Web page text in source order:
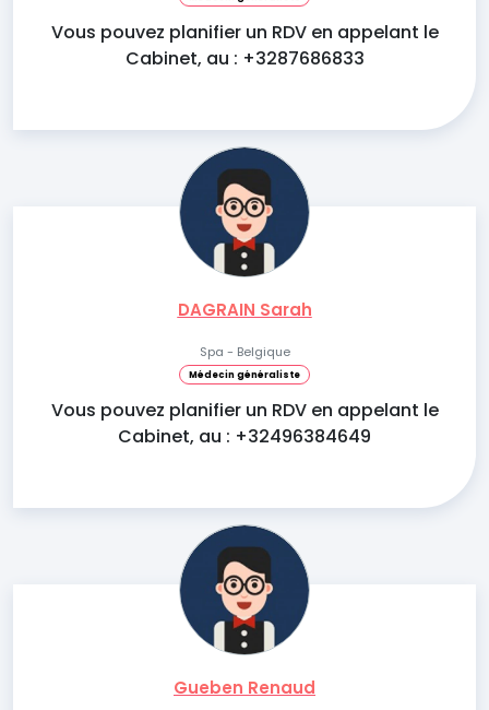
Vous pouvez planifier un RDV en appelant le
Cabinet, au : +3287686833
DAGRAIN Sarah
Spa - Belgique
Médecin généraliste
Vous pouvez planifier un RDV en appelant le
Cabinet, au : +32496384649
Gueben Renaud